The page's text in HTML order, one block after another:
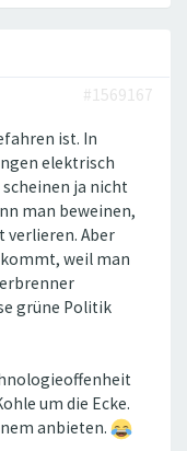
#1569167
ist. In
elektrisch
ja nicht
man beweinen,
verlieren. Aber
weil man
grüne Politik
um die Ecke.
anbieten.